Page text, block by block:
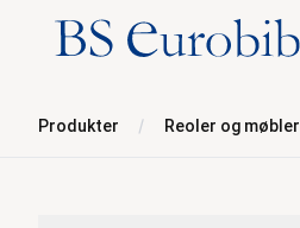
BS Eurobib
Produkter Reoler og møbler